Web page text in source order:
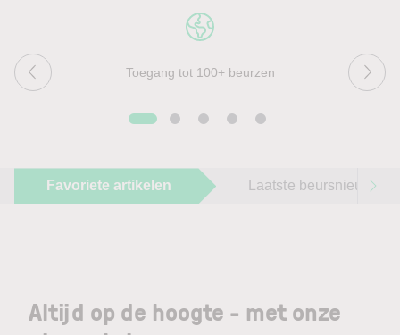
Toegang tot 100+ beurzen
Favoriete artikelen Laatste beursnieuws
Altijd op de hoogte - met onze